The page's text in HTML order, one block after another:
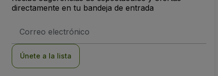
directamente en tu bandeja de entrada
de
Únete a la lista